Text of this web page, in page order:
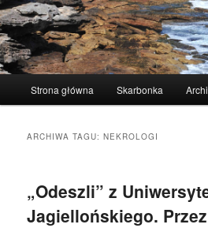
Strona główna Skarbonka
ARCHIWA TAGU:NEKROLOGI
„Odeszli” z
Jagiellońskiego.